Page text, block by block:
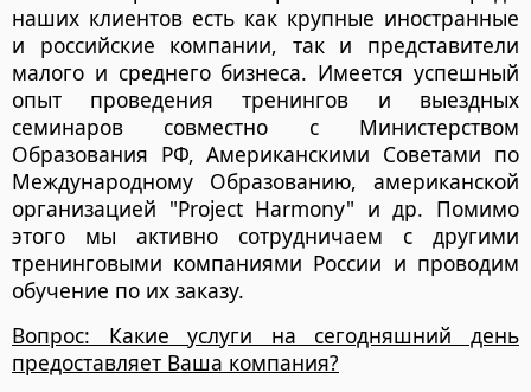
наших клиентов есть как крупные иностранные
и российские компании, так и представители
малого и среднего бизнеса. Имеется успешный
опыт проведения тренингов и выездных
семинаров совместно с Министерством
Образования РФ, Американскими Советами по
Международному Образованию, американской
организацией "Project Harmony" и др. Помимо
этого мы активно сотрудничаем с другими
тренинговыми компаниями России и проводим
обучение по их заказу.
Вопрос: Какие услуги на сегодняшний день
предоставляет Ваша компания?